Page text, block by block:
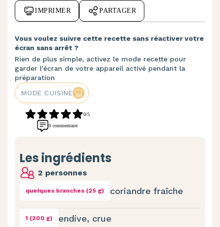
IMPRIMER PARTAGER
Vous voulez suivre cette recette sans réactiver votre
écran sans arrêt ?
Rien de plus simple, activez le mode recette pour
garder l'écran de votre appareil activé pendant la
préparation
MODE CUISINE
0/5
0 commentaire
Les ingrédients
2 personnes
quelques branches (25 g) coriandre fraîche
1 (200 g) endive, crue